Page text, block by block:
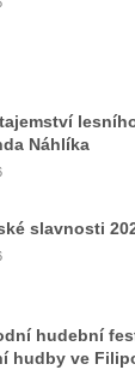
č. 11 v
Kunraticích u
a
Lipovou ulicí v
Nisou
Nisou
Náhlíka
slavnosti
hudební
hudby ve